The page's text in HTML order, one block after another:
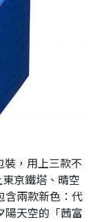
，用上三款不
京鐵塔、晴空
含兩款新色：代
陽天空的「茜富